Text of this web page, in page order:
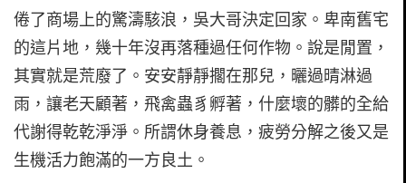
倦了商場上的驚濤駭浪，吳大哥決定回家。卑南舊宅
的這片地，幾十年沒再落種過任何作物。說是閒置，
其實就是荒廢了。安安靜靜擱在那兒，曬過晴淋過
雨，讓老天顧著，飛禽蟲豸孵著，什麼壞的髒的全給
代謝得乾乾淨淨。所謂休身養息，疲勞分解之後又是
生機活力飽滿的一方良土。